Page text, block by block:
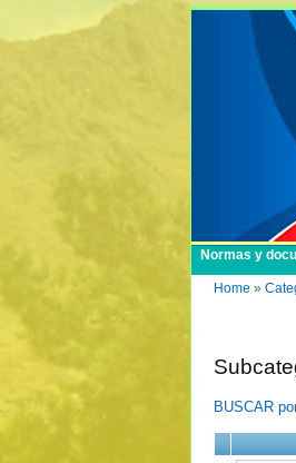
Normas y
Home »
BUSCAR